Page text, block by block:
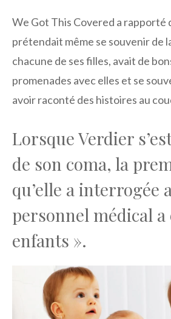
We Got This Covered a rapporté
prétendait même se souvenir de
chacune de ses filles, avait de
promenades avec elles et se
avoir raconté des histoires au
Lorsque Verdier
de son coma, la
qu’elle a interrogée
personnel médical a
enfants ».